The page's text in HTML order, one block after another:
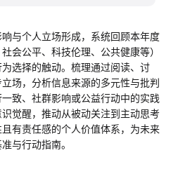
与个人立场形成，系统回顾本年度
会公平、科技伦理、公共健康等）
选择的触动。梳理通过阅读、讨
场，分析信息来源的多元性与批判
致、社群影响或公益行动中的实践
觉醒，推动从被动关注到主动思考
有责任感的个人价值体系，为未来
与行动指南。